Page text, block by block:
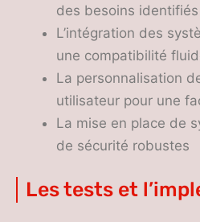
des besoins identifiés
L’intégration des
une compatibilité
La personnalisation
utilisateur pour une
La mise en place de
de sécurité robustes
Les tests et